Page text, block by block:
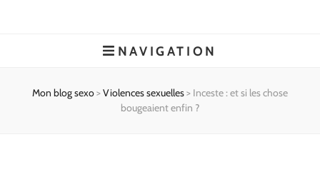
NAVIGATION
Mon blog sexo>Violences sexuelles> Inceste : et si les chose
bougeaient enfin ?